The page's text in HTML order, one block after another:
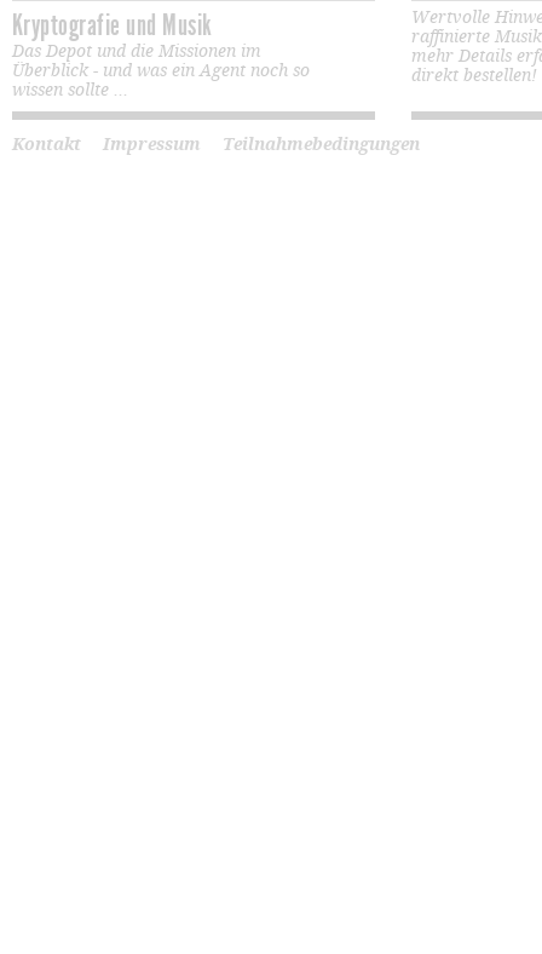
Kryptografie und Musik
Das Depot und die Missionen im
Überblick - und was ein Agent noch so
wissen sollte ...
Wertvolle
raffinierte
mehr Details
direkt bestellen!
Kontakt Impressum Teilnahmebedingungen